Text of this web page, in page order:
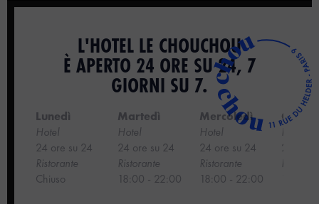
L'HOTEL LE CHOUCHOU
È APERTO 24 ORE SU 24, 7
GIORNI SU 7.
Lunedì
Hotel
24 ore su 24
‍Ristorante
Chiuso
Martedì
Hotel
24 ore su 24
Ristorante
18:00 - 22:00
Mercoledì
Hotel
24 ore su 24
Ristorante
18:00 - 22:00
24 ore